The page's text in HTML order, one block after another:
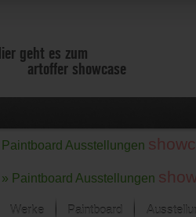
geht es zum
artoffer showcase
Paintboard Ausstellungen
Paintboard Ausstellungen
Werke Paintboard